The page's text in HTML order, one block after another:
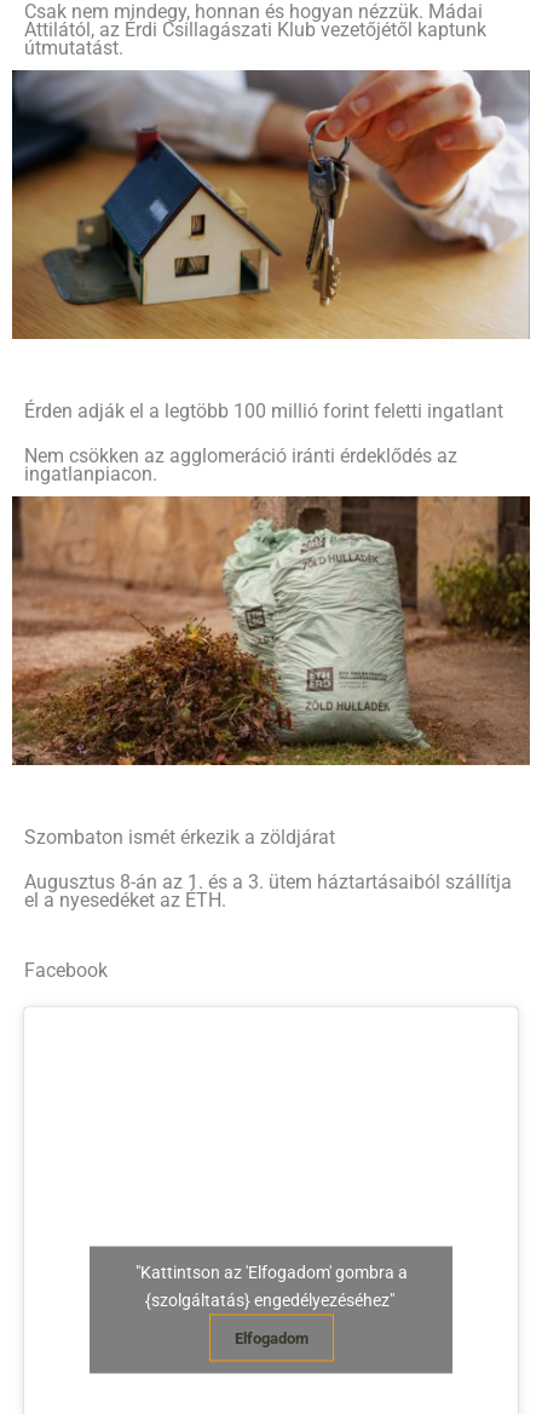
Csak nem mindegy, honnan és hogyan nézzük. Mádai
Attilától, az Érdi Csillagászati Klub vezetőjétől kaptunk
útmutatást.
Érden adják el a legtöbb 100 millió forint feletti ingatlant
Nem csökken az agglomeráció iránti érdeklődés az
ingatlanpiacon.
Szombaton ismét érkezik a zöldjárat
Augusztus 8-án az 1. és a 3. ütem háztartásaiból szállítja
el a nyesedéket az ÉTH.
Facebook
"Kattintson az 'Elfogadom' gombra a
{szolgáltatás} engedélyezéséhez"
Elfogadom